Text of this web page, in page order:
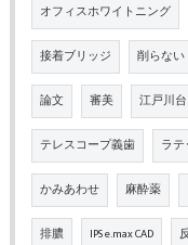
オフィスホワイトニング
接着ブリッジ 削らない
論文 審美 江戸川台
テレスコープ義歯 ラ
かみあわせ 麻酔薬
排膿 IPS e.max CAD